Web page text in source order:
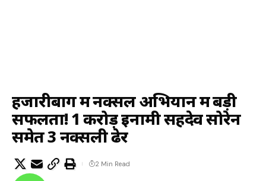
हजारीबाग में नक्सल अभियान में बड़ी
सफलता! 1 करोड़ इनामी सहदेव सोरेन
समेत 3 नक्सली ढेर
2 Min Read